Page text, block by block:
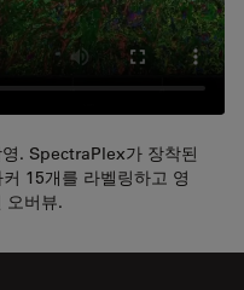
. SpectraPlex가 장착된
15개를 라벨링하고 영
오버뷰.